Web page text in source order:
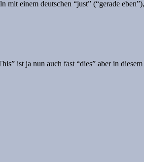
einem deutschen “just” (“gerade
ist ja nun auch fast “dies” aber in